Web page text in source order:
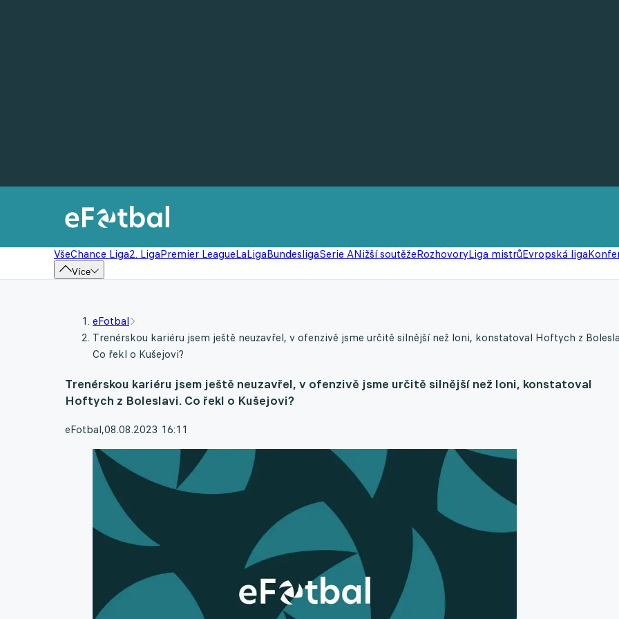
VšeChance Liga2. LigaPremier LeagueLaLigaBundesligaSerie ANižší soutěžeRozhovoryLiga mistrůEvropská liga
Více
eFotbal
Trenérskou kariéru jsem ještě neuzavřel, v ofenzivě jsme určitě silnější než loni, konstatoval Hoftych z
Co řekl o Kušejovi?
Trenérskou kariéru jsem ještě neuzavřel, v ofenzivě jsme určitě silnější než loni, konstatoval
Hoftych z Boleslavi. Co řekl o Kušejovi?
eFotbal,08.08.2023 16:11